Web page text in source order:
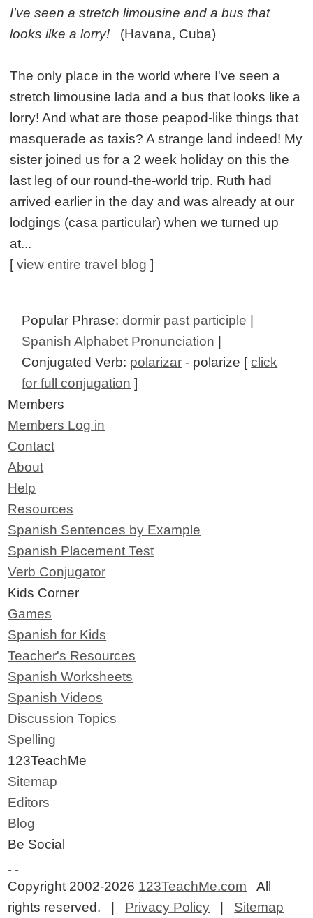
I've seen a stretch limousine and a bus that
looks ilke a lorry! (Havana, Cuba)
The only place in the world where I've seen a
stretch limousine lada and a bus that looks like a
lorry! And what are those peapod-like things that
masquerade as taxis? A strange land indeed! My
sister joined us for a 2 week holiday on this the
last leg of our round-the-world trip. Ruth had
arrived earlier in the day and was already at our
lodgings (casa particular) when we turned up
at...
[view entire travel blog ]
Popular Phrase:dormir past participle |
Spanish Alphabet Pronunciation |
Conjugated Verb: polarizar - polarize [click
for full conjugation ]
Members
Members Log in
Contact
About
Help
Resources
Spanish Sentences by Example
Spanish Placement Test
Verb Conjugator
Kids Corner
Games
Spanish for Kids
Teacher's Resources
Spanish Worksheets
Spanish Videos
Discussion Topics
Spelling
123TeachMe
Sitemap
Editors
Blog
Be Social
Copyright 2002-2026 123TeachMe.com All
rights reserved. | Privacy Policy | Sitemap